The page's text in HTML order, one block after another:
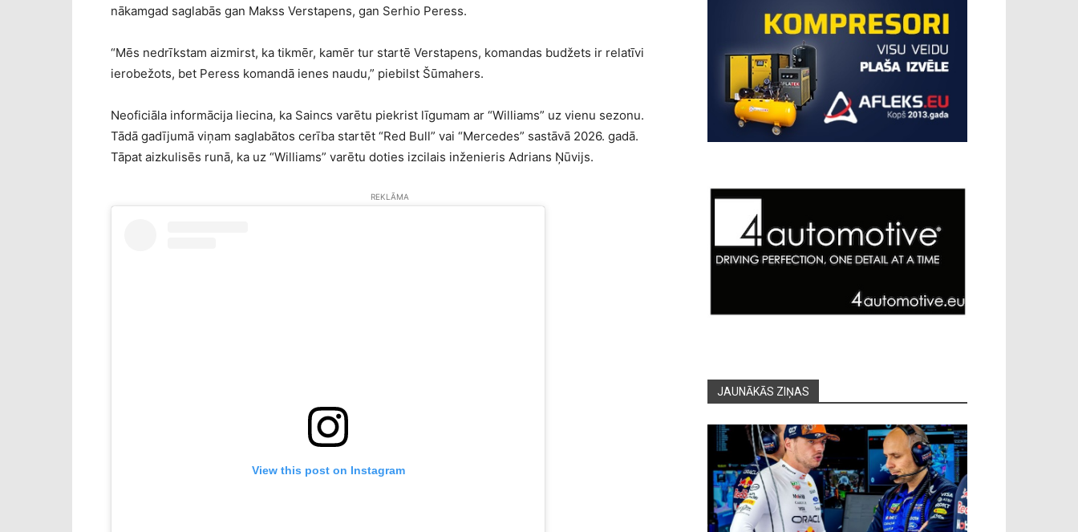
nākamgad saglabās gan Makss Verstapens, gan Serhio Peress.
“Mēs nedrīkstam aizmirst, ka tikmēr, kamēr tur startē Verstapens, komandas budžets ir relatīvi
ierobežots, bet Peress komandā ienes naudu,” piebilst Šūmahers.
Neoficiāla informācija liecina, ka Saincs varētu piekrist līgumam ar “Williams” uz vienu sezonu.
Tādā gadījumā viņam saglabātos cerība startēt “Red Bull” vai “Mercedes” sastāvā 2026. gadā.
Tāpat aizkulisēs runā, ka uz “Williams” varētu doties izcilais inženieris Adrians Ņūvijs.
REKLĀMA
View this post on Instagram
JAUNĀKĀS ZIŅAS